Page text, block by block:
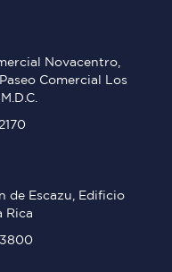
Novacentro,
Comercial Los
de Escazu, Edificio
Rica